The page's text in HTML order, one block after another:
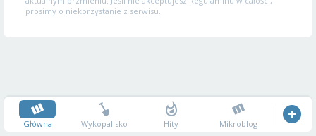
prosimy o niekorzystanie z serwisu.
Główna Wykopalisko Hity Mikroblog